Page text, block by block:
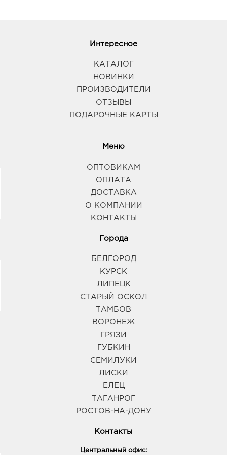
Интересное
КАТАЛОГ
НОВИНКИ
ПРОИЗВОДИТЕЛИ
ОТЗЫВЫ
ПОДАРОЧНЫЕ КАРТЫ
Меню
ОПТОВИКАМ
ОПЛАТА
ДОСТАВКА
О КОМПАНИИ
КОНТАКТЫ
Города
БЕЛГОРОД
КУРСК
ЛИПЕЦК
СТАРЫЙ ОСКОЛ
ТАМБОВ
ВОРОНЕЖ
ГРЯЗИ
ГУБКИН
СЕМИЛУКИ
ЛИСКИ
ЕЛЕЦ
ТАГАНРОГ
РОСТОВ-НА-ДОНУ
Контакты
Центральный офис: